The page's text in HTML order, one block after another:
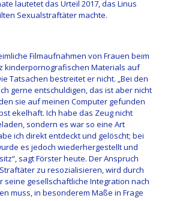
lautetet das Urteil 2017, das Linus
Sexualstraftäter machte.
Filmaufnahmen von Frauen beim
kinderpornografischen Materials auf
Tatsachen bestreitet er nicht. „Bei den
gerne entschuldigen, das ist aber nicht
sie auf meinen Computer gefunden
ekelhaft. Ich habe das Zeug nicht
sondern es war so eine Art
ich direkt entdeckt und gelöscht; bei
es jedoch wiederhergestellt und
sagt Förster heute. Der Anspruch
zu resozialisieren, wird durch
seine gesellschaftliche Integration nach
muss, in besonderem Maße in Frage